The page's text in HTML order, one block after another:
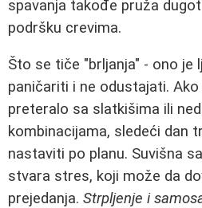
spavanja takođe pruža
podršku crevima.
Što se tiče "brljanja" - ono je
paničariti i ne odustajati. Ako
preteralo sa slatkišima ili
kombinacijama, sledeći dan
nastaviti po planu. Suvišna
stvara stres, koji može da
prejedanja. Strpljenje i